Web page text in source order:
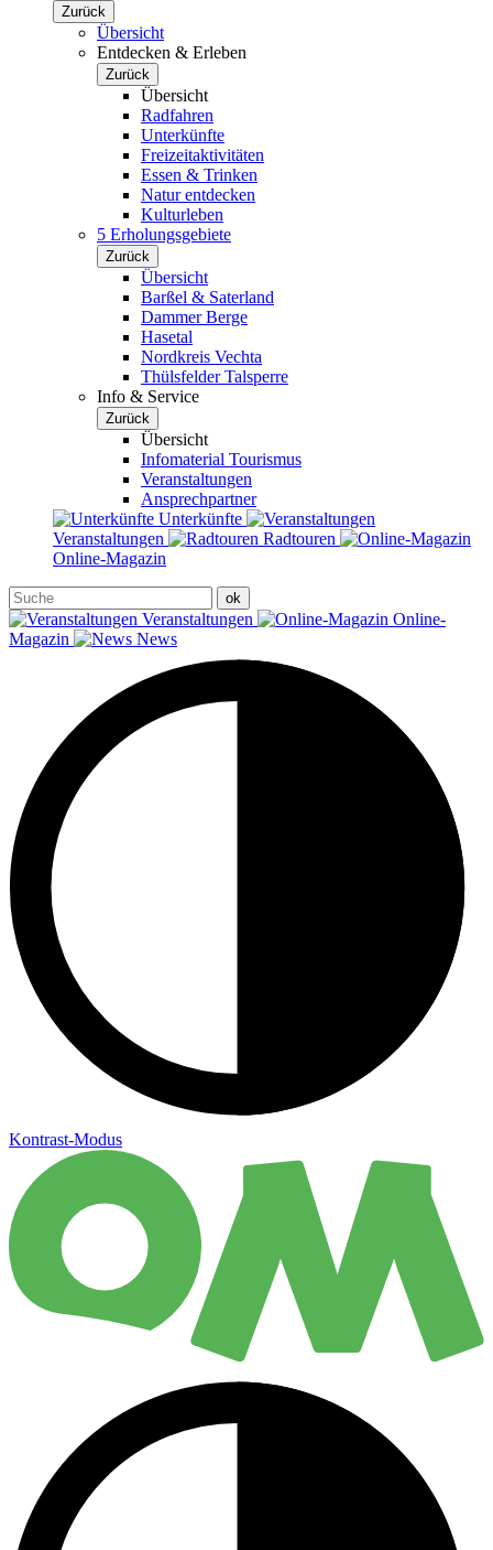
Zurück
Übersicht
Entdecken & Erleben
Zurück
Übersicht
Radfahren
Unterkünfte
Freizeitaktivitäten
Essen & Trinken
Natur entdecken
Kulturleben
5 Erholungsgebiete
Zurück
Übersicht
Barßel & Saterland
Dammer Berge
Hasetal
Nordkreis Vechta
Thülsfelder Talsperre
Info & Service
Zurück
Übersicht
Infomaterial Tourismus
Veranstaltungen
Ansprechpartner
Unterkünfte
Veranstaltungen
Radtouren
Online-Magazin
Veranstaltungen
Online-
Magazin
News
Kontrast-Modus